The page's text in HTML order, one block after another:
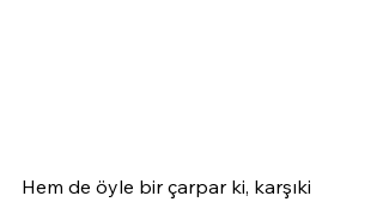
Hem de öyle bir çarpar ki, karşıki